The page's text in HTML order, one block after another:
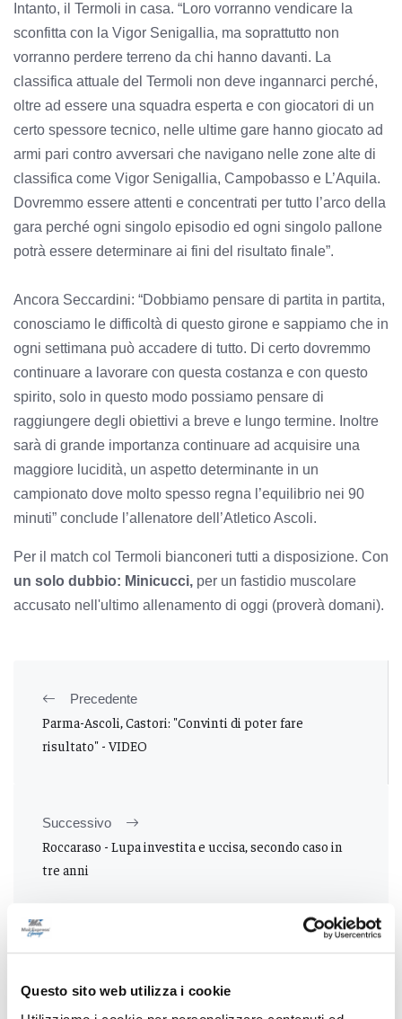
Questo sito web utilizza i cookie
Intanto, il Termoli in casa. “Loro vorranno vendicare la
sconfitta con la Vigor Senigallia, ma soprattutto non
vorranno perdere terreno da chi hanno davanti. La
classifica attuale del Termoli non deve ingannarci perché,
oltre ad essere una squadra esperta e con giocatori di un
certo spessore tecnico, nelle ultime gare hanno giocato ad
armi pari contro avversari che navigano nelle zone alte di
classifica come Vigor Senigallia, Campobasso e L’Aquila.
Dovremmo essere attenti e concentrati per tutto l’arco della
gara perché ogni singolo episodio ed ogni singolo pallone
potrà essere determinare ai fini del risultato finale”.
Ancora Seccardini: “Dobbiamo pensare di partita in partita,
conosciamo le difficoltà di questo girone e sappiamo che in
ogni settimana può accadere di tutto. Di certo dovremmo
continuare a lavorare con questa costanza e con questo
spirito, solo in questo modo possiamo pensare di
raggiungere degli obiettivi a breve e lungo termine. Inoltre
sarà di grande importanza continuare ad acquisire una
maggiore lucidità, un aspetto determinante in un
campionato dove molto spesso regna l’equilibrio nei 90
minuti” conclude l’allenatore dell’Atletico Ascoli.
Per il match col Termoli bianconeri tutti a disposizione. Con
un solo dubbio: Minicucci, per un fastidio muscolare
accusato nell'ultimo allenamento di oggi (proverà domani).
Precedente
Parma-Ascoli, Castori: "Convinti di poter fare
risultato" - VIDEO
Successivo
Roccaraso - Lupa investita e uccisa, secondo caso in
tre anni
Tutti gli articoli